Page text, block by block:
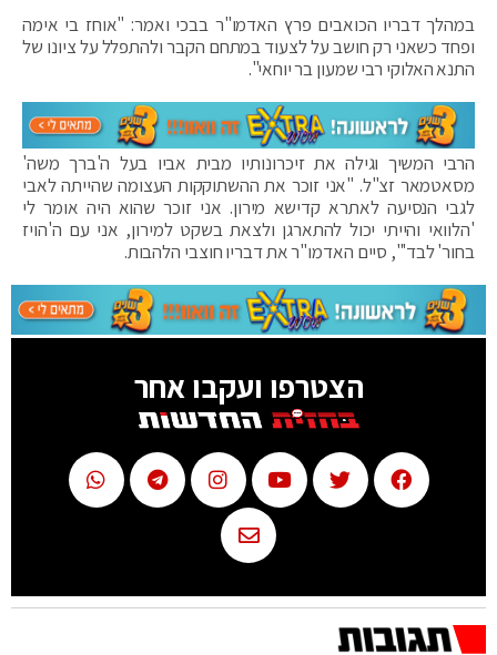
במהלך דבריו הכואבים פרץ האדמו"ר בבכי ואמר: "אוחז בי אימה
ופחד כשאני רק חושב על לצעוד במתחם הקבר ולהתפלל על ציונו של
התנא האלוקי רבי שמעון בר יוחאי".
הרבי המשיך וגילה את זיכרונותיו מבית אביו בעל ה'ברך משה'
מסאטמאר זצ"ל. "אני זוכר את ההשתוקקות העצומה שהייתה לאבי
לגבי הנסיעה לאתרא קדישא מירון. אני זוכר שהוא היה אומר לי
'הלוואי והייתי יכול להתארגן ולצאת בשקט למירון, אני עם ה'הויז
בחור' לבד'", סיים האדמו"ר את דבריו חוצבי הלהבות.
הצטרפו ועקבו אחר